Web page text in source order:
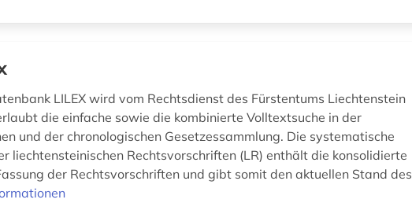
LILEX wird vom Rechtsdienst des Fürstentums Liechtenstein
die einfache sowie die kombinierte Volltextsuche in der
und der chronologischen Gesetzessammlung. Die systematische
liechtensteinischen Rechtsvorschriften (LR) enthält die konsolidierte
der Rechtsvorschriften und gibt somit den aktuellen Stand des